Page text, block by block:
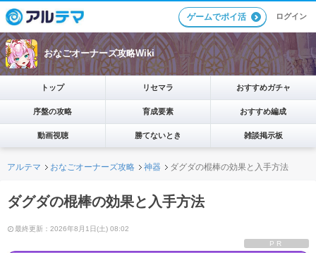
ゲームでポイ活 ログイン
おなごオーナーズ攻略Wiki
トップ リセマラ おすすめガチャ
序盤の攻略 育成要素 おすすめ編成
動画視聴 勝てないとき 雑談掲示板
アルテマ おなごオーナーズ攻略 神器 ダグダの棍棒の効果と入手方法
ダグダの棍棒の効果と入手方法
最終更新：2026年8月1日(土) 08:02
PR